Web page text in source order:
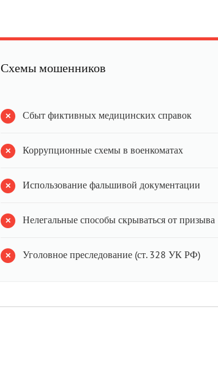
Схемы мошенников
Сбыт фиктивных медицинских справок
Коррупционные схемы в военкоматах
Использование фальшивой документации
Нелегальные способы скрываться от призыва
Уголовное преследование (ст. 328 УК РФ)